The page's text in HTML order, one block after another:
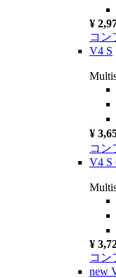
¥
コン
V4 S
¥
コン
V4 S
¥
コン
new